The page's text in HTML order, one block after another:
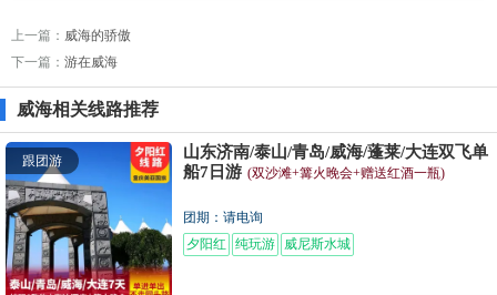
上一篇： 威海的骄傲
下一篇： 游在威海
威海相关线路推荐
跟团游
山东济南/泰山/青岛/威海/蓬莱/大连双飞单
船7日游 (双沙滩+篝火晚会+赠送红酒一瓶)
团期：请电询
夕阳红
纯玩游 威尼斯水城